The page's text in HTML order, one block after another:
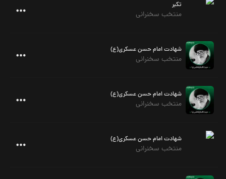
تکبر
منتخب سخنرانی
شهادت امام حسن عسکری(ع)
منتخب سخنرانی
شهادت امام حسن عسکری(ع)
منتخب سخنرانی
شهادت امام حسن عسکری(ع)
منتخب سخنرانی